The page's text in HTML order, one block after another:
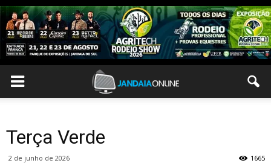
Terça Verde
2 de junho de 2026 1665